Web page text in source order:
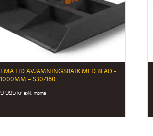
EMA HD AVJÄMNINGSBALK MED BLAD –
1000MM – S30/180
9 995kr exkl. moms